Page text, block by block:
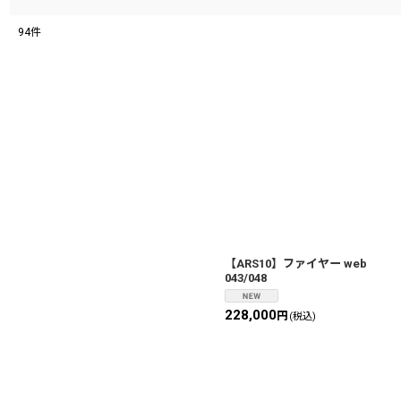
94件
【ARS10】ファイヤー web
043/048
228,000円 (税込)